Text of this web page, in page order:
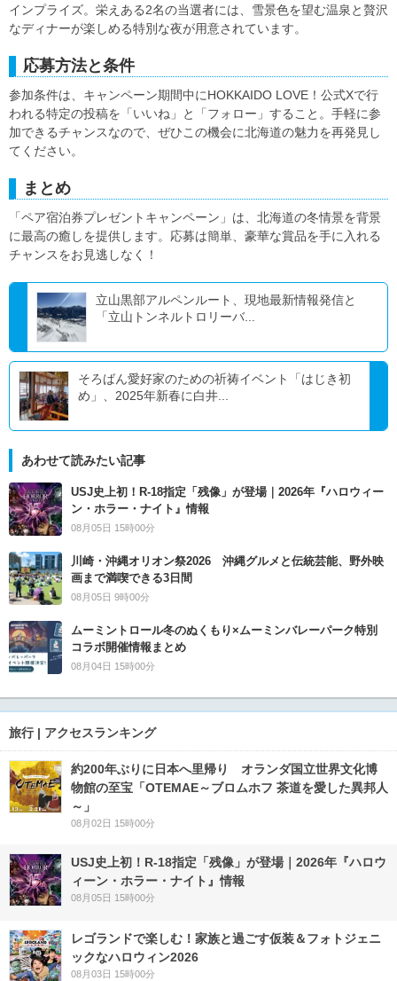
インプライズ。栄えある2名の当選者には、雪景色を望む温泉と贅沢
なディナーが楽しめる特別な夜が用意されています。
応募方法と条件
参加条件は、キャンペーン期間中にHOKKAIDO LOVE！公式Xで行
われる特定の投稿を「いいね」と「フォロー」すること。手軽に参
加できるチャンスなので、ぜひこの機会に北海道の魅力を再発見し
てください。
まとめ
「ペア宿泊券プレゼントキャンペーン」は、北海道の冬情景を背景
に最高の癒しを提供します。応募は簡単、豪華な賞品を手に入れる
チャンスをお見逃しなく！
立山黒部アルペンルート、現地最新情報発信と
「立山トンネルトロリーバ...
そろばん愛好家のための祈祷イベント「はじき初
め」、2025年新春に白井...
あわせて読みたい記事
USJ史上初！R-18指定「残像」が登場｜2026年『ハロウィー
ン・ホラー・ナイト』情報
08月05日 15時00分
川崎・沖縄オリオン祭2026 沖縄グルメと伝統芸能、野外映
画まで満喫できる3日間
08月05日 9時00分
ムーミントロール冬のぬくもり×ムーミンバレーパーク特別
コラボ開催情報まとめ
08月04日 15時00分
旅行 | アクセスランキング
約200年ぶりに日本へ里帰り オランダ国立世界文化博
物館の至宝「OTEMAE～ブロムホフ 茶道を愛した異邦人
～」
08月02日 15時00分
USJ史上初！R-18指定「残像」が登場｜2026年『ハロウ
ィーン・ホラー・ナイト』情報
08月05日 15時00分
レゴランドで楽しむ！家族と過ごす仮装＆フォトジェニ
ックなハロウィン2026
08月03日 15時00分